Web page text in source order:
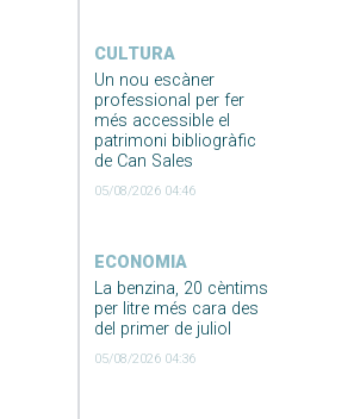
CULTURA
Un nou escàner
professional per fer
més accessible el
patrimoni bibliogràfic
de Can Sales
05/08/2026 04:46
ECONOMIA
La benzina, 20 cèntims
per litre més cara des
del primer de juliol
05/08/2026 04:36